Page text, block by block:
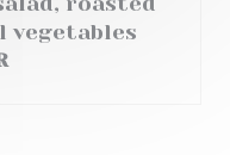
vegetables